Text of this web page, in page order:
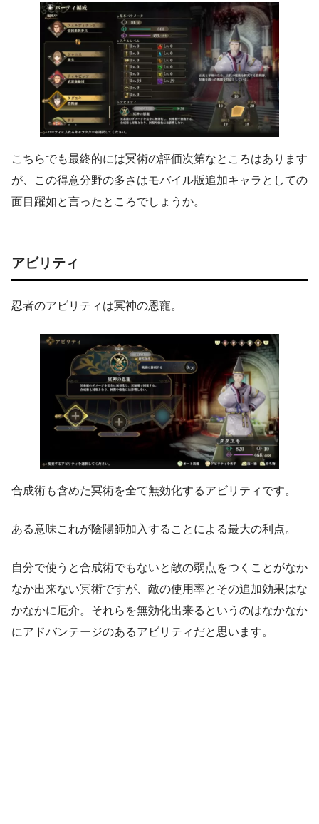
こちらでも最終的には冥術の評価次第なところはあります
が、この得意分野の多さはモバイル版追加キャラとしての
面目躍如と言ったところでしょうか。
アビリティ
忍者のアビリティは冥神の恩寵。
合成術も含めた冥術を全て無効化するアビリティです。
ある意味これが陰陽師加入することによる最大の利点。
自分で使うと合成術でもないと敵の弱点をつくことがなか
なか出来ない冥術ですが、敵の使用率とその追加効果はな
かなかに厄介。それらを無効化出来るというのはなかなか
にアドバンテージのあるアビリティだと思います。